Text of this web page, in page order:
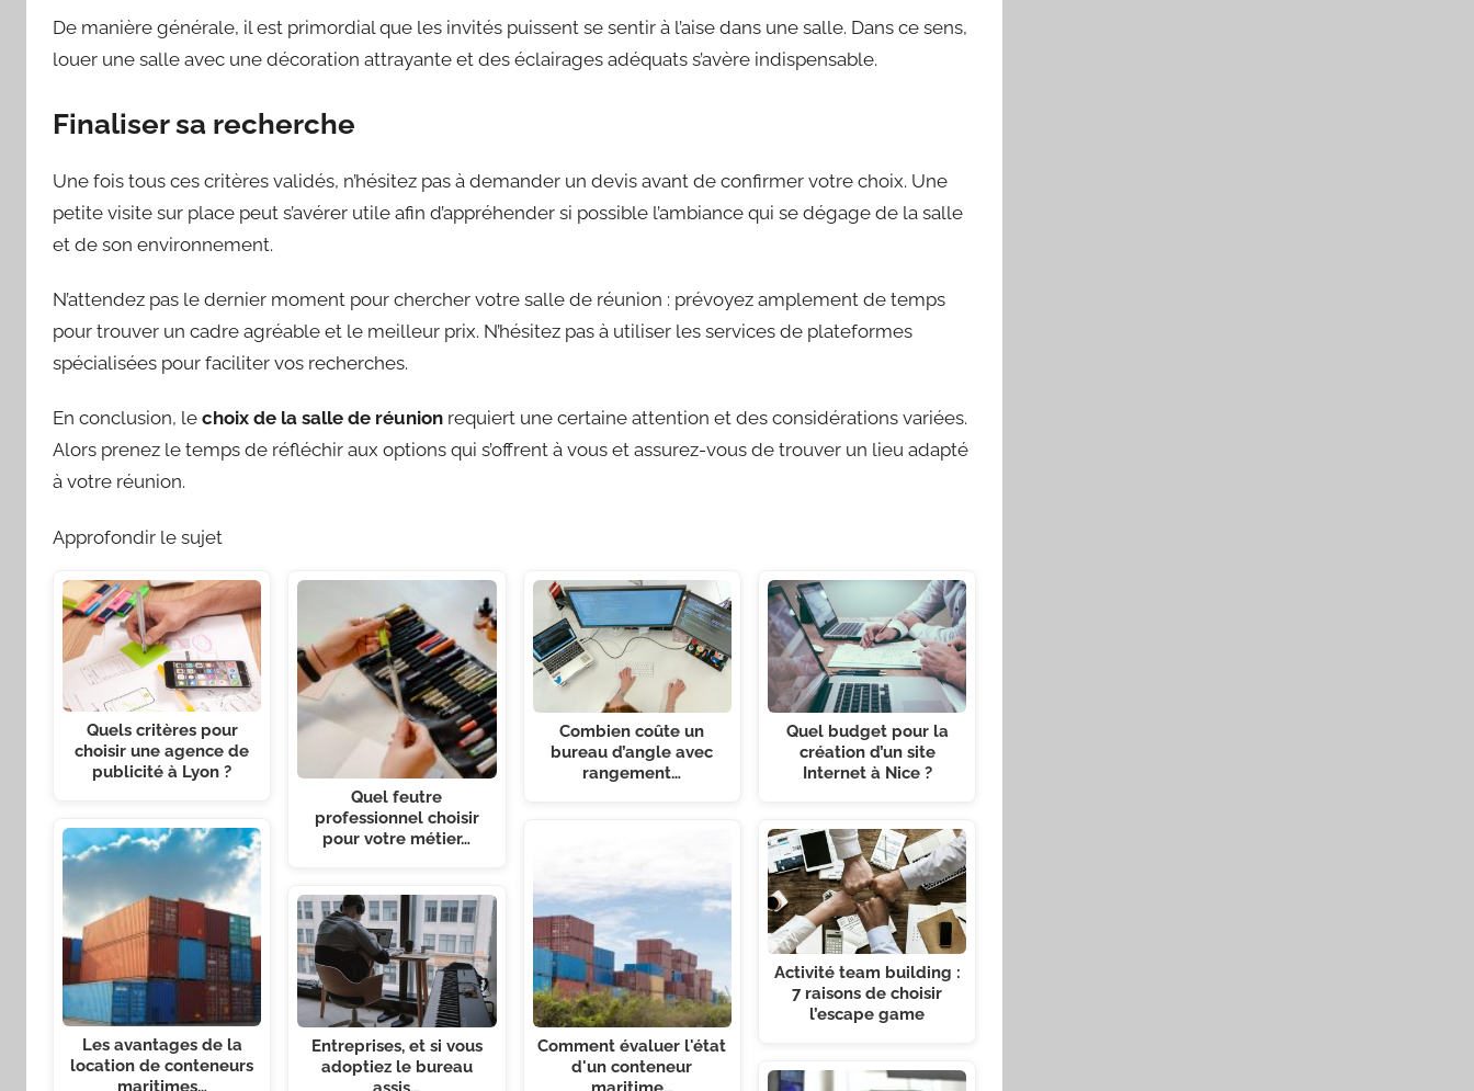
De manière générale, il est primordial que les invités puissent se sentir à l’aise dans une salle. Dans ce sens,
louer une salle avec une décoration attrayante et des éclairages adéquats s’avère indispensable.
Finaliser sa recherche
Une fois tous ces critères validés, n’hésitez pas à demander un devis avant de confirmer votre choix. Une
petite visite sur place peut s’avérer utile afin d’appréhender si possible l’ambiance qui se dégage de la salle
et de son environnement.
N’attendez pas le dernier moment pour chercher votre salle de réunion : prévoyez amplement de temps
pour trouver un cadre agréable et le meilleur prix. N’hésitez pas à utiliser les services de plateformes
spécialisées pour faciliter vos recherches.
En conclusion, le choix de la salle de réunion requiert une certaine attention et des considérations variées.
Alors prenez le temps de réfléchir aux options qui s’offrent à vous et assurez-vous de trouver un lieu adapté
à votre réunion.
Approfondir le sujet
Quels critères pour
choisir une agence de
publicité à Lyon ?
Les avantages de la
location de conteneurs
Quel feutre
professionnel choisir
pour votre métier…
Entreprises, et si vous
adoptiez le bureau
Combien coûte un
bureau d’angle avec
rangement…
Comment évaluer l'état
d'un conteneur
Quel budget pour la
création d’un site
Internet à Nice ?
Activité team building :
7 raisons de choisir
l’escape game